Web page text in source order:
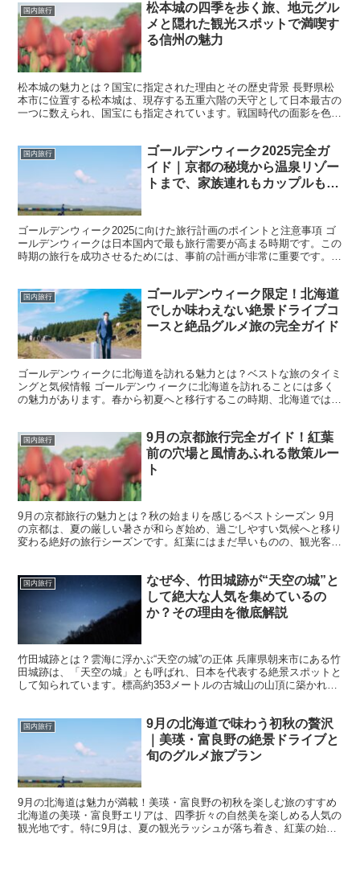
国内旅行
松本城の四季を歩く旅、地元グル
メと隠れた観光スポットで満喫す
る信州の魅力
松本城の魅力とは？国宝に指定された理由とその歴史背景 長野県松
本市に位置する松本城は、現存する五重六階の天守として日本最古の
一つに数えられ、国宝にも指定されています。戦国時代の面影を色濃
国内旅行
ゴールデンウィーク2025完全ガ
イド｜京都の秘境から温泉リゾー
トまで、家族連れもカップルも楽
ゴールデンウィーク2025に向けた旅行計画のポイントと注意事項 ゴ
ールデンウィークは日本国内で最も旅行需要が高まる時期です。この
時期の旅行を成功させるためには、事前の計画が非常に重要です。ま
国内旅行
ゴールデンウィーク限定！北海道
でしか味わえない絶景ドライブコ
ースと絶品グルメ旅の完全ガイド
ゴールデンウィークに北海道を訪れる魅力とは？ベストな旅のタイミ
ングと気候情報 ゴールデンウィークに北海道を訪れることには多く
の魅力があります。春から初夏へと移行するこの時期、北海道では雪
国内旅行
9月の京都旅行完全ガイド！紅葉
前の穴場と風情あふれる散策ルー
ト
9月の京都旅行の魅力とは？秋の始まりを感じるベストシーズン 9月
の京都は、夏の厳しい暑さが和らぎ始め、過ごしやすい気候へと移り
変わる絶好の旅行シーズンです。紅葉にはまだ早いものの、観光客の
国内旅行
なぜ今、竹田城跡が“天空の城”と
して絶大な人気を集めているの
か？その理由を徹底解説
竹田城跡とは？雲海に浮かぶ“天空の城”の正体 兵庫県朝来市にある竹
田城跡は、「天空の城」とも呼ばれ、日本を代表する絶景スポットと
して知られています。標高約353メートルの古城山の山頂に築かれた
国内旅行
9月の北海道で味わう初秋の贅沢
｜美瑛・富良野の絶景ドライブと
旬のグルメ旅プラン
9月の北海道は魅力が満載！美瑛・富良野の初秋を楽しむ旅のすすめ
北海道の美瑛・富良野エリアは、四季折々の自然美を楽しめる人気の
観光地です。特に9月は、夏の観光ラッシュが落ち着き、紅葉の始ま